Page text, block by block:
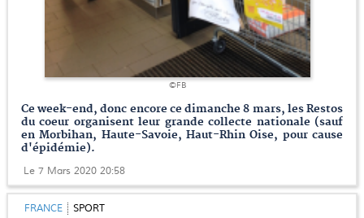
©FB
Ce week-end, donc encore ce dimanche 8 mars, les Restos
du coeur organisent leur grande collecte nationale (sauf
en Morbihan, Haute-Savoie, Haut-Rhin Oise, pour cause
d'épidémie).
Le 7 Mars 2020 20:58
FRANCE SPORT